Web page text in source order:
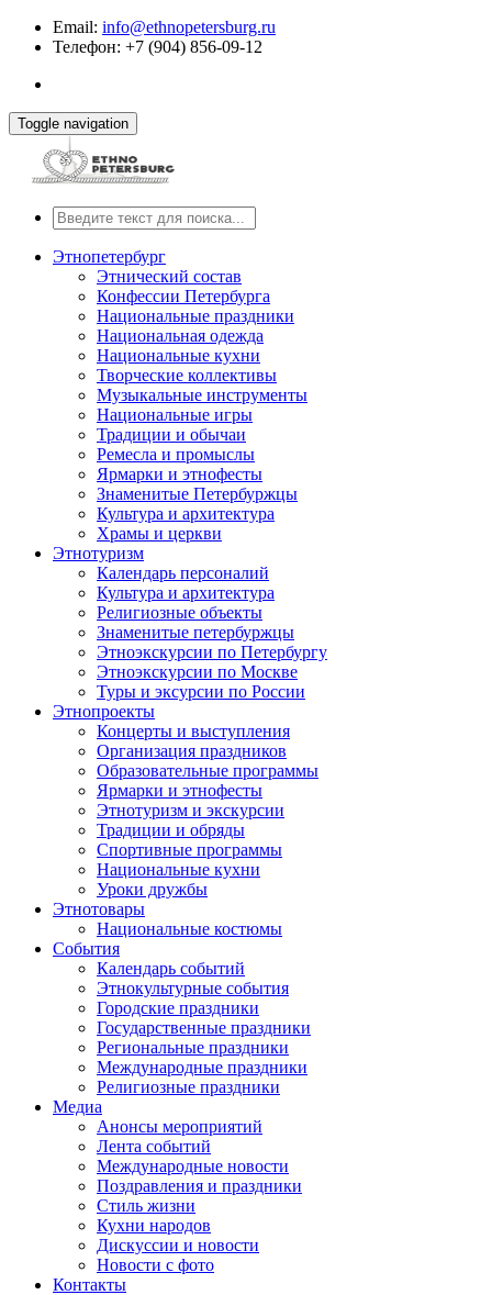
Email: info@ethnopetersburg.ru
Телефон: +7 (904) 856-09-12
Toggle navigation
Этнопетербург
Этнический состав
Конфессии Петербурга
Национальные праздники
Национальная одежда
Национальные кухни
Творческие коллективы
Музыкальные инструменты
Национальные игры
Традиции и обычаи
Ремесла и промыслы
Ярмарки и этнофесты
Знаменитые Петербуржцы
Культура и архитектура
Храмы и церкви
Этнотуризм
Календарь персоналий
Культура и архитектура
Религиозные объекты
Знаменитые петербуржцы
Этноэкскурсии по Петербургу
Этноэкскурсии по Москве
Туры и эксурсии по России
Этнопроекты
Концерты и выступления
Организация праздников
Образовательные программы
Ярмарки и этнофесты
Этнотуризм и экскурсии
Традиции и обряды
Спортивные программы
Национальные кухни
Уроки дружбы
Этнотовары
Национальные костюмы
События
Календарь событий
Этнокультурные события
Городские праздники
Государственные праздники
Региональные праздники
Международные праздники
Религиозные праздники
Медиа
Анонсы мероприятий
Лента событий
Международные новости
Поздравления и праздники
Cтиль жизни
Кухни народов
Дискуссии и новости
Новости с фото
Контакты